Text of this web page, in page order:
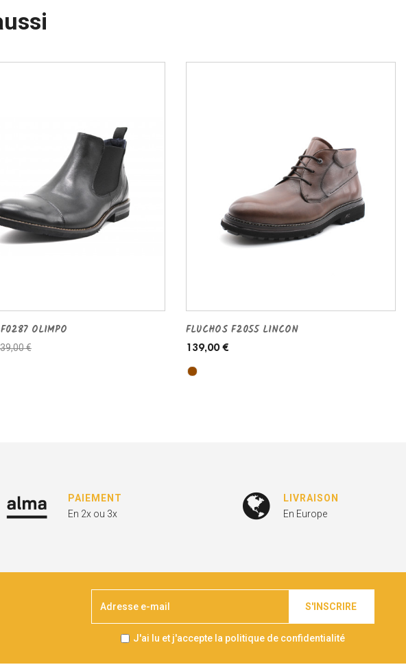
OLIMPO
€
FLUCHOS F2055 LINCON
139,00 €
PAIEMENT
En 2x ou 3x
LIVRAISON
En Europe
S'INSCRIRE
J'ai lu et j'accepte la politique de confidentialité